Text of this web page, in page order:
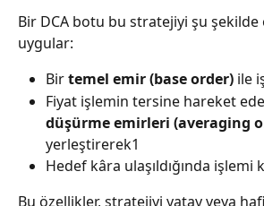
Bir DCA botu bu stratejiyi şu
uygular:
Bir temel emir (base order) ile
Fiyat işlemin tersine hareket
düşürme emirleri (averaging
yerleştirerek1
Hedef kâra ulaşıldığında işlemi
Bu özellikler, stratejiyi yatay veya